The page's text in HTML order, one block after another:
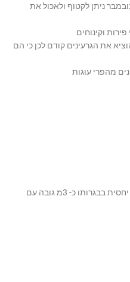
ניתן לקטוף ולאכול את
וקינוחים
את הגרעינים קודם לכן כי הם
מהפרי עוגות
גודל העץ: עץ לימון נחשב כעץ קטן יחסית בבגרותו כ- 3מ גובה עם